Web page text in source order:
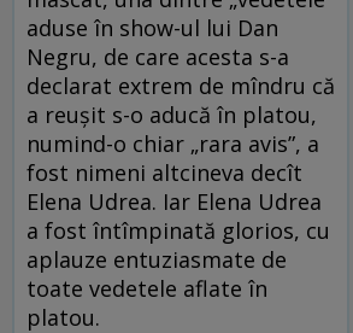
aduse în show-ul lui Dan
Negru, de care acesta s-a
declarat extrem de mîndru că
a reușit s-o aducă în platou,
numind-o chiar „rara avis”, a
fost nimeni altcineva decît
Elena Udrea. Iar Elena Udrea
a fost întîmpinată glorios, cu
aplauze entuziasmate de
toate vedetele aflate în
platou.